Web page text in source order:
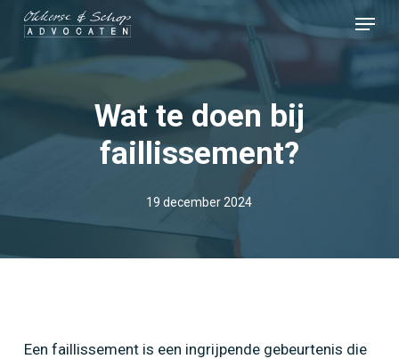
Skip
main
Menu
Wat te doen bij
faillissement?
19 december 2024
Een faillissement is een ingrijpende gebeurtenis die
Close